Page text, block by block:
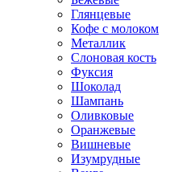
Глянцевые
Кофе с молоком
Металлик
Слоновая кость
Фуксия
Шоколад
Шампань
Оливковые
Оранжевые
Вишневые
Изумрудные